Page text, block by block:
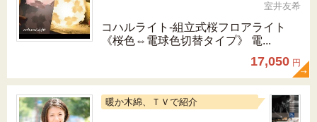
室井友希
コハルライト‐組立式桜フロアライト
《桜色⇔電球色切替タイプ》 電...
17,050 円
暖か木綿、ＴＶで紹介